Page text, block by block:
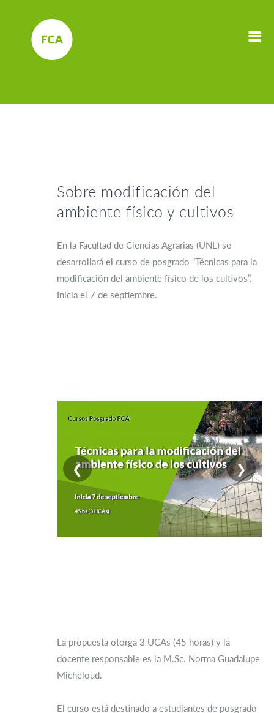
Sobre modificación del
ambiente físico y cultivos
En la Facultad de Ciencias Agrarias (UNL) se
desarrollará el curso de posgrado “Técnicas para la
modificación del ambiente físico de los cultivos”.
Inicia el 7 de septiembre.
❮ ❯
La propuesta otorga 3 UCAs (45 horas) y la
docente responsable es la M.Sc. Norma Guadalupe
Micheloud.
El curso está destinado a estudiantes de posgrado